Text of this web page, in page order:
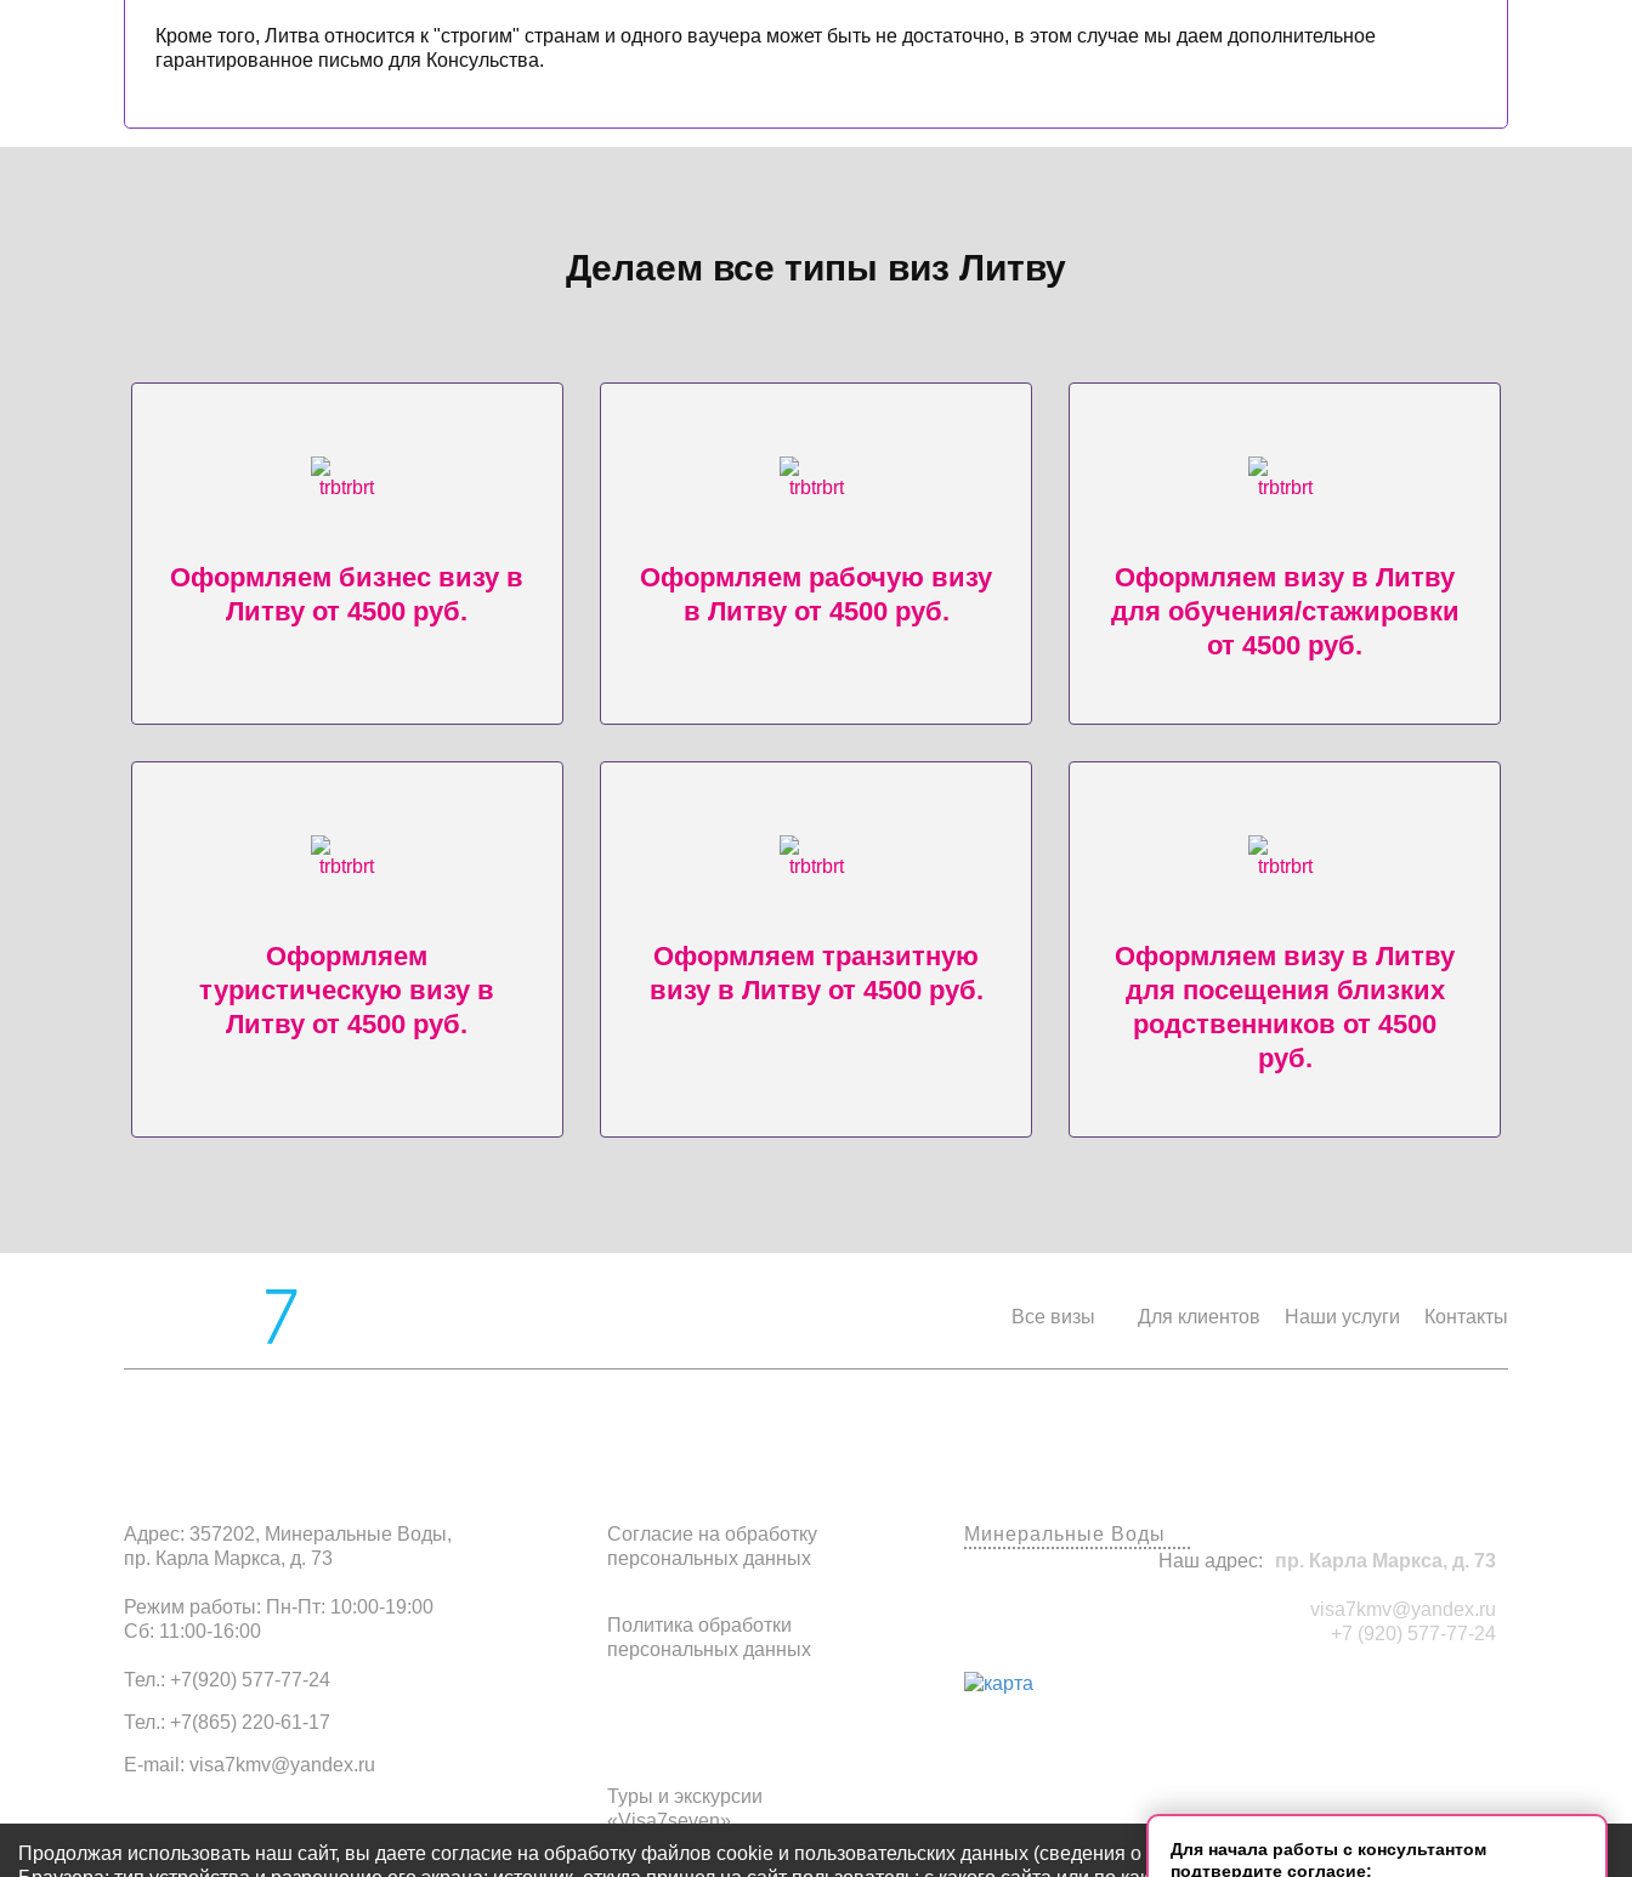
Кроме того, Литва относится к "строгим" странам и одного ваучера может быть не достаточно, в этом случае мы даем дополнительное
гарантированное письмо для Консульства.
Делаем все типы виз Литву
Оформляем бизнес визу в
Литву от 4500 руб.
Оформляем рабочую визу
в Литву от 4500 руб.
Оформляем визу в Литву
для обучения/стажировки
от 4500 руб.
Оформляем
туристическую визу в
Литву от 4500 руб.
Оформляем транзитную
визу в Литву от 4500 руб.
Оформляем визу в Литву
для посещения близких
родственников от 4500
руб.
Все визы Для клиентов Наши услуги Контакты
Адрес: 357202, Минеральные Воды,
пр. Карла Маркса, д. 73
Режим работы: Пн-Пт: 10:00-19:00
Сб: 11:00-16:00
Тел.: +7(920) 577-77-24
Тел.: +7(865) 220-61-17
E-mail: visa7kmv@yandex.ru
Согласие на обработку
персональных данных
Политика обработки
персональных данных
Туры и экскурсии
«Visa7seven»
Минеральные Воды
Наш адрес:
пр. Карла Маркса, д. 73
visa7kmv@yandex.ru
+7 (920) 577-77-24
Продолжая использовать наш сайт, вы даете согласие на обработку файлов cookie и пользовательских данных (сведения о местоположении; тип и версия ОС; тип и версия
Для начала работы с консультантом
подтвердите согласие: